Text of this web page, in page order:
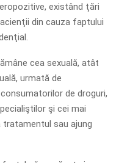
existând ţări
din cauza faptului
cea sexuală, atât
urmată de
de droguri,
şi cei mai
tratamentul sau ajung